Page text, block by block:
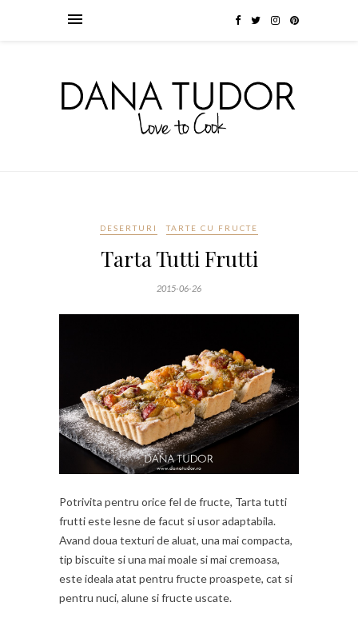
DESERTURI TARTE CU FRUCTE
Tarta Tutti Frutti
2015-06-26
Potrivita pentru orice fel de fructe, Tarta tutti
frutti este lesne de facut si usor adaptabila.
Avand doua texturi de aluat, una mai compacta,
tip biscuite si una mai moale si mai cremoasa,
este ideala atat pentru fructe proaspete, cat si
pentru nuci, alune si fructe uscate.